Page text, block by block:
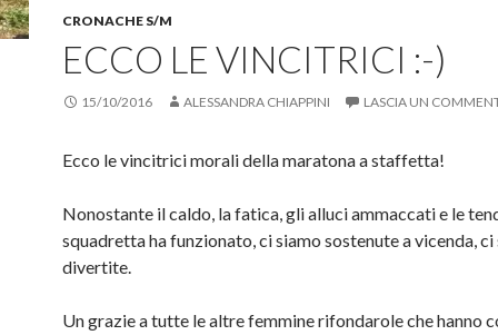
n
e
s
t
r
)
f
i
e
s
r
o
a
e
s
a
CRONACHE S/M
ECCO LE VINCITRICI :-)
15/10/2016 ALESSANDRA CHIAPPINI LASCIA UN
Ecco le vincitrici morali della maratona a staffetta!
Nonostante il caldo, la fatica, gli alluci ammaccati e le
squadretta ha funzionato, ci siamo sostenute a vicenda, ci
divertite.
Un grazie a tutte le altre femmine rifondarole che hanno